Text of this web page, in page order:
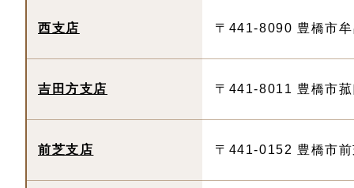
西支店 〒441-8090 豊橋市
吉田方支店 〒441-8011 豊橋市
前芝支店 〒441-0152 豊橋市